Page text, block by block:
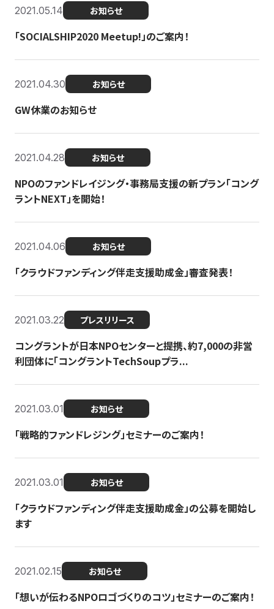
2021.05.14 お知らせ
「SOCIALSHIP2020 Meetup!」のご案内！
2021.04.30 お知らせ
GW休業のお知らせ
2021.04.28 お知らせ
NPOのファンドレイジング・事務局支援の新プラン「コング
ラントNEXT」を開始！
2021.04.06 お知らせ
「クラウドファンディング伴走支援助成金」審査発表！
2021.03.22 プレスリリース
コングラントが日本NPOセンターと提携、約7,000の非営
利団体に「コングラントTechSoupプラ...
2021.03.01 お知らせ
「戦略的ファンドレジング」セミナーのご案内！
2021.03.01 お知らせ
「クラウドファンディング伴走支援助成金」の公募を開始し
ます
2021.02.15 お知らせ
「想いが伝わるNPOロゴづくりのコツ」セミナーのご案内！